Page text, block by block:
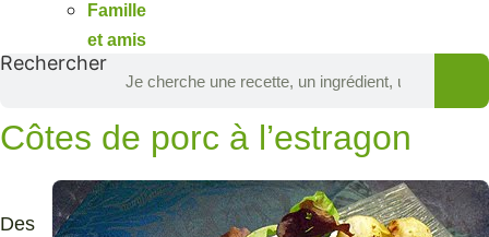
Famille
et amis
Rechercher
Côtes de porc à l’estragon
Des